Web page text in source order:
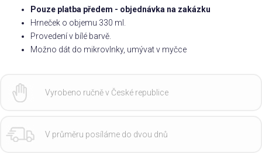
Pouze platba předem - objednávka na zakázku
Hrneček o objemu 330 ml.
Provedení v bílé barvě.
Možno dát do mikrovlnky, umývat v myčce
Vyrobeno ručně v České republice
V průměru posíláme do dvou dnů